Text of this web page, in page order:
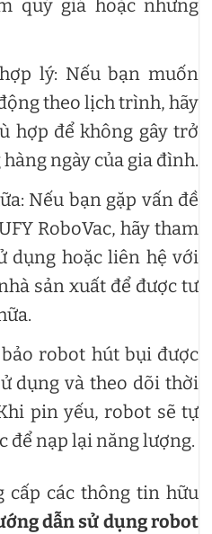
quý giá hoặc những
lý: Nếu bạn muốn
theo lịch trình, hãy
hợp để không gây trở
ngày của gia đình.
Nếu bạn gặp vấn đề
RoboVac, hãy tham
dụng hoặc liên hệ với
sản xuất để được tư
robot hút bụi được
dụng và theo dõi thời
pin yếu, robot sẽ tự
để nạp lại năng lượng.
cấp các thông tin hữu
dẫn sử dụng robot